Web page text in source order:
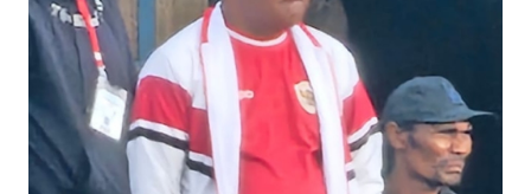
Informasi
INDEKS
BERITA
KONTAK
KAMI